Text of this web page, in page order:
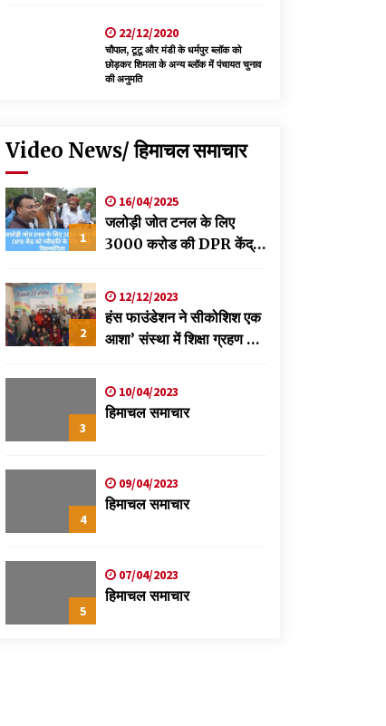
22/12/2020
चौपाल, टूटू और मंडी के धर्मपुर ब्लॉक को
छोड़कर शिमला के अन्य ब्लॉक में पंचायत चुनाव
की अनुमति
Video News/ हिमाचल समाचार
1
16/04/2025
जलोड़ी जोत टनल के लिए
3000 करोड की DPR केंद्र
विक्रमादित्य
2
12/12/2023
हंस फाउंडेशन ने सीकोशिश एक
आशा’ संस्था में शिक्षा ग्रहण कर
स्वास्थ्य शिविर
3
10/04/2023
हिमाचल समाचार
4
09/04/2023
हिमाचल समाचार
5
07/04/2023
हिमाचल समाचार